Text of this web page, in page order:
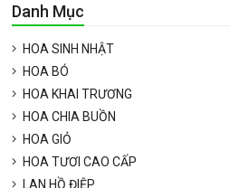
Danh Mục
HOA SINH NHẬT
HOA BÓ
HOA KHAI TRƯƠNG
HOA CHIA BUỒN
HOA GIỎ
HOA TƯƠI CAO CẤP
LAN HỒ ĐIỆP